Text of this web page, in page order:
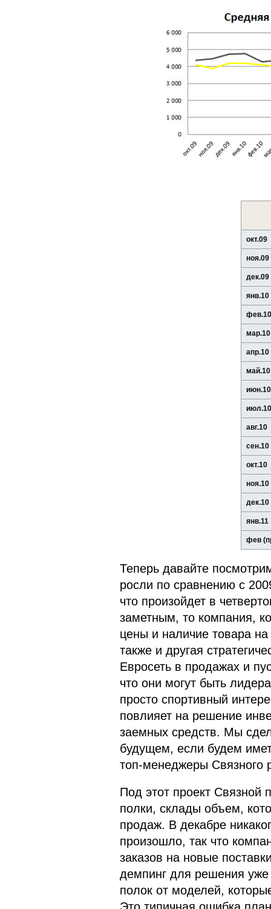
окт.09
ноя.09
дек.09
янв.10
фев.10
мар.10
апр.10
май.10
июн.10
июл.10
авг.10
сен.10
окт.10
ноя.10
дек.10
янв.11
фев
Теперь давайте
росли по сравнению с
что произойдет в
заметным, то компания,
цены и наличие товара
также и другая
Евросеть в продажах и
что они могут быть
просто спортивный
повлияет на решение
заемных средств. Мы
будущем, если будем
топ-менеджеры Связного
Под этот проект Связной
полки, склады объем,
продаж. В декабре
произошло, так что
заказов на новые
демпинг для решения уже
полок от моделей,